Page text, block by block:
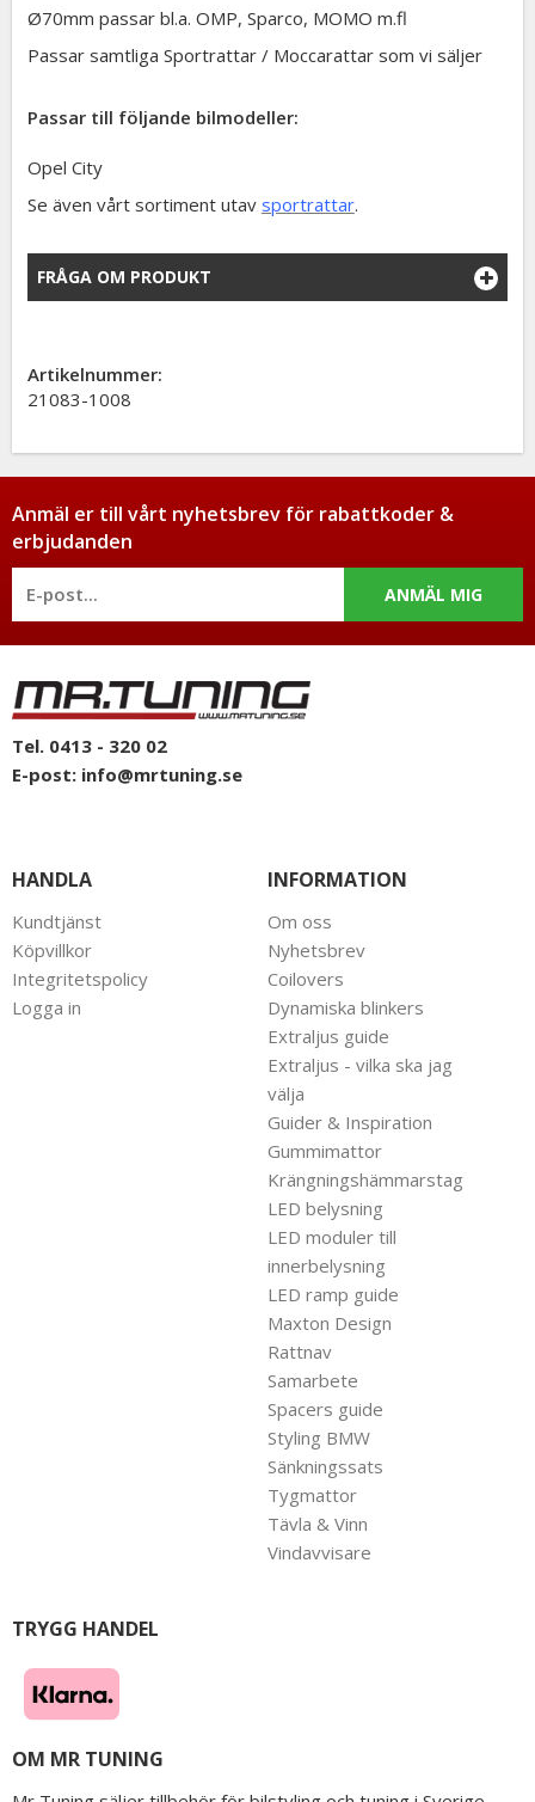
Ø70mm passar bl.a. OMP, Sparco, MOMO m.fl
Passar samtliga Sportrattar / Moccarattar som vi säljer
Passar till följande bilmodeller:
Opel City
Se även vårt sortiment utav sportrattar.
FRÅGA OM PRODUKT
Artikelnummer:
21083-1008
Anmäl er till vårt nyhetsbrev för rabattkoder &
erbjudanden
ANMÄL MIG
Tel. 0413 - 320 02
E-post: info@mrtuning.se
HANDLA
Kundtjänst
Köpvillkor
Integritetspolicy
Logga in
INFORMATION
Om oss
Nyhetsbrev
Coilovers
Dynamiska blinkers
Extraljus guide
Extraljus - vilka ska jag
välja
Guider & Inspiration
Gummimattor
Krängningshämmarstag
LED belysning
LED moduler till
innerbelysning
LED ramp guide
Maxton Design
Rattnav
Samarbete
Spacers guide
Styling BMW
Sänkningssats
Tygmattor
Tävla & Vinn
Vindavvisare
TRYGG HANDEL
OM MR TUNING